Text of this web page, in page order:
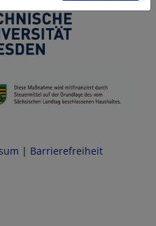
| Barrierefreiheit